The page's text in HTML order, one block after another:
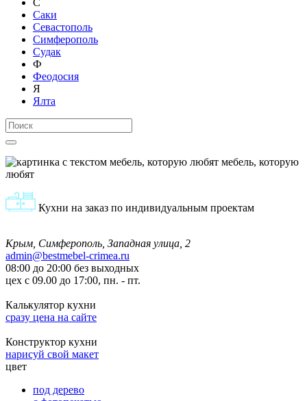
Саки
Севастополь
Симферополь
Судак
Ф
Феодосия
Я
Ялта
мебель, которую
любят
Кухни на заказ по индивидуальным проектам
Крым, Симферополь, Западная улица, 2
admin@bestmebel-crimea.ru
08:00 до 20:00 без выходных
цех с 09.00 до 17:00, пн. - пт.
Калькулятор кухни
сразу цена на сайте
Конструктор кухни
нарисуй свой макет
цвет
под дерево